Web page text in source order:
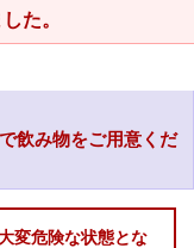
た。
飲み物をご用意くだ
変危険な状態とな